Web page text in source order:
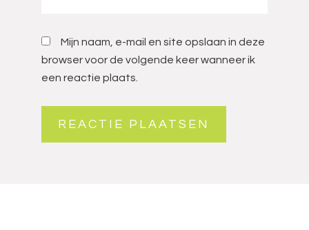
Mijn naam, e-mail en site opslaan in deze
browser voor de volgende keer wanneer ik
een reactie plaats.